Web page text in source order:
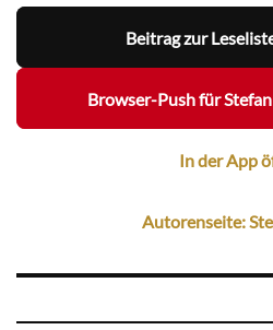
Beitrag zur
Browser-Push für
In der App
Autorenseite: